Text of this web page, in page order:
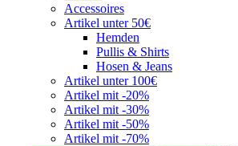
Accessoires
Artikel unter 50€
Hemden
Pullis & Shirts
Hosen & Jeans
Artikel unter 100€
Artikel mit -20%
Artikel mit -30%
Artikel mit -50%
Artikel mit -70%